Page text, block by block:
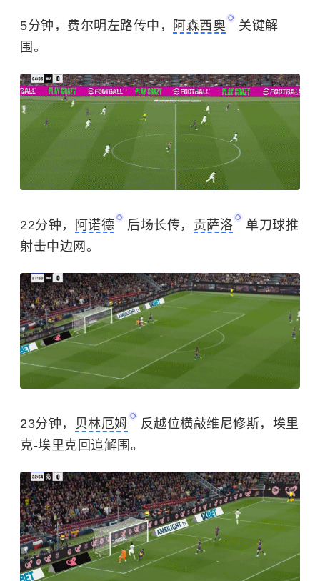
5分钟，费尔明左路传中， 阿森西奥
关键解
围。
22分钟， 阿诺德 后场长传， 贡萨洛
单刀球推
射击中边网。
23分钟， 贝林厄姆
反越位横敲维尼修斯，埃里
克-埃里克回追解围。